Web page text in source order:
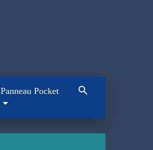
Panneau Pocket search